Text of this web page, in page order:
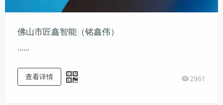
佛山市匠鑫智能（铭鑫伟）
......
2961
查看详情